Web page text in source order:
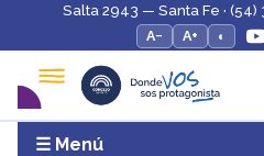
Salta 2943 — Santa Fe ·
A−
A+ ◐
☰ Menú